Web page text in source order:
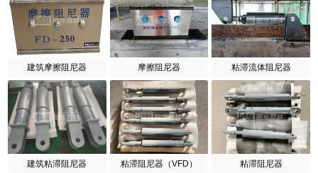
建筑摩擦阻尼器 摩擦阻尼器 粘滞流体阻尼器
建筑粘滞阻尼器 粘滞阻尼器（VFD） 粘滞阻尼器